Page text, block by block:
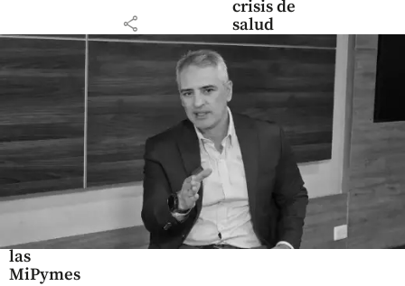
share
crisis de
salud
Economía
Mujeres
55% de
las
MiPymes